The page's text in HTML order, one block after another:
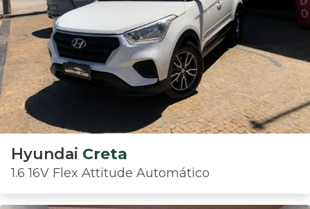
Hyundai Creta
1.6 16V Flex Attitude Automático